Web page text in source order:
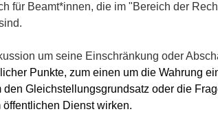
für Beamt*innen, die im "Bereich der
um seine Einschränkung oder
Punkte, zum einen um die Wahrung
den Gleichstellungsgrundsatz oder die
öffentlichen Dienst wirken.